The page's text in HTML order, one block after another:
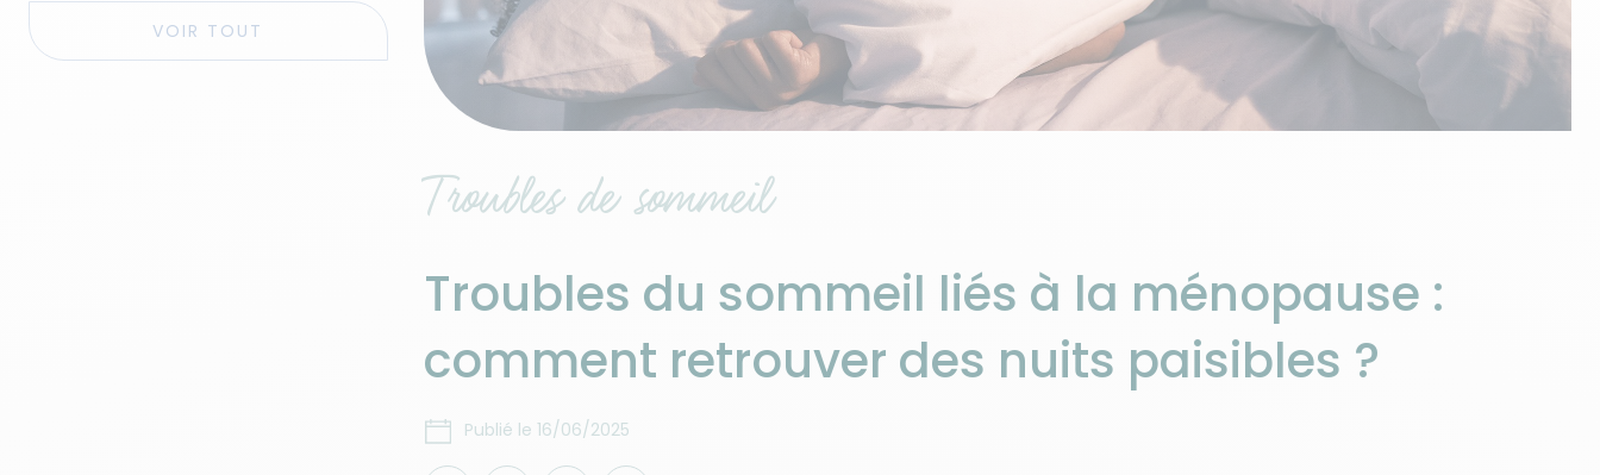
VOIR TOUT
Troubles de sommeil
Troubles du sommeil liés à la ménopause :
comment retrouver des nuits paisibles ?
Publié le 16/06/2025